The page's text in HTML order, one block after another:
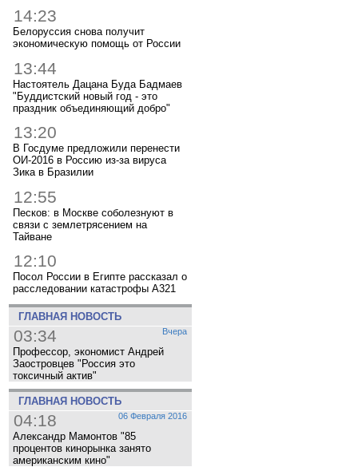
14:23
Белоруссия снова получит
экономическую помощь от России
13:44
Настоятель Дацана Буда Бадмаев
"Буддистский новый год - это
праздник объединяющий добро"
13:20
В Госдуме предложили перенести
ОИ-2016 в Россию из-за вируса
Зика в Бразилии
12:55
Песков: в Москве соболезнуют в
связи с землетрясением на
Тайване
12:10
Посол России в Египте рассказал о
расследовании катастрофы A321
ГЛАВНАЯ НОВОСТЬ
Вчера
03:34
Профессор, экономист Андрей
Заостровцев "Россия это
токсичный актив"
ГЛАВНАЯ НОВОСТЬ
06 Февраля 2016
04:18
Александр Мамонтов "85
процентов кинорынка занято
американским кино"